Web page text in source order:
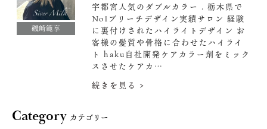
磯崎範享
宇都宮人気のダブルカラー . 栃木県で
No1ブリーチデザイン実績サロン 経験
に裏付けされたハイライトデザイン お
客様の髪質や骨格に合わせたハイライ
ト haku自社開発ケアカラー剤をミック
スさせたケアカ…
続きを見る >
Categoryカテゴリー